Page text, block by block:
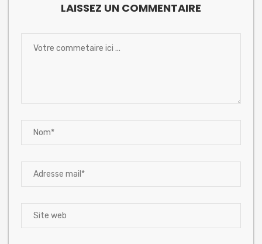
LAISSEZ UN COMMENTAIRE